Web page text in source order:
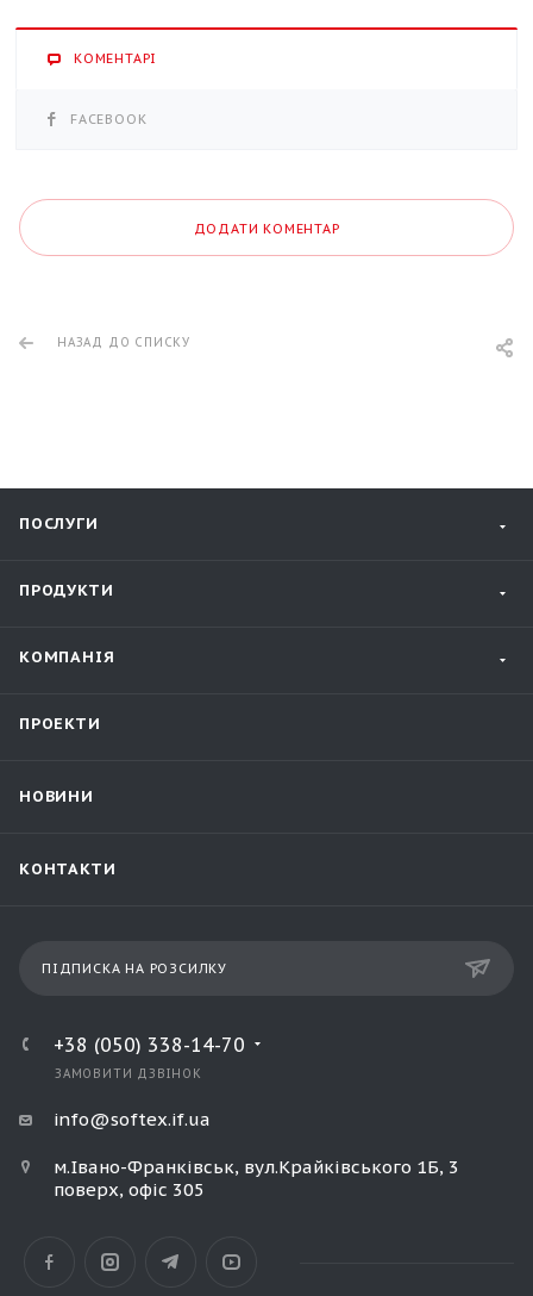
КОМЕНТАРІ
FACEBOOK
ДОДАТИ КОМЕНТАР
НАЗАД ДО СПИСКУ
ПОСЛУГИ
ПРОДУКТИ
КОМПАНІЯ
ПРОЕКТИ
НОВИНИ
КОНТАКТИ
ПІДПИСКА НА РОЗСИЛКУ
+38 (050) 338-14-70
ЗАМОВИТИ ДЗВІНОК
info@softex.if.ua
м.Івано-Франківськ, вул.Крайківського 1Б, 3
поверх, офіс 305